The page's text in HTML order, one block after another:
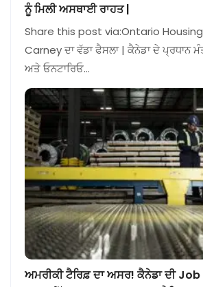
ਨੂੰ ਮਿਲੀ ਅਸਥਾਈ ਰਾਹਤ |
Share this post via:Ontario Housing
Carney ਦਾ ਵੱਡਾ ਫੈਸਲਾ | ਕੈਨੇਡਾ ਦੇ ਪ੍ਰਧਾਨ
ਅਤੇ ਓਨਟਾਰਿਓ…
ਅਮਰੀਕੀ ਟੈਰਿਫ਼ ਦਾ ਅਸਰ! ਕੈਨੇਡਾ ਦੀ